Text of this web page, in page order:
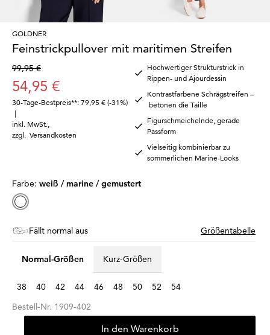
GOLDNER
Feinstrickpullover mit maritimen Streifen
99,95 €
54,95 €
30-Tage-Bestpreis**: 79,95 € (-31%)
|
inkl. MwSt.
zzgl. Versandkosten
Hochwertiger Strukturstrick in
Rippen- und Ajourdessin
Kontrastfarbene Schrägstreifen –
betonen die Taille
Figurschmeichelnde, gerade
Passform
Vielseitig kombinierbar zu
sommerlichen Marine-Looks
Farbe: weiß / marine / gemustert
Fällt normal aus Größentabelle
Normal-Größen Kurz-Größen
38 40 42 44 46 48 50 52
54
Bestell-Nr. 1909-402
In den Warenkorb